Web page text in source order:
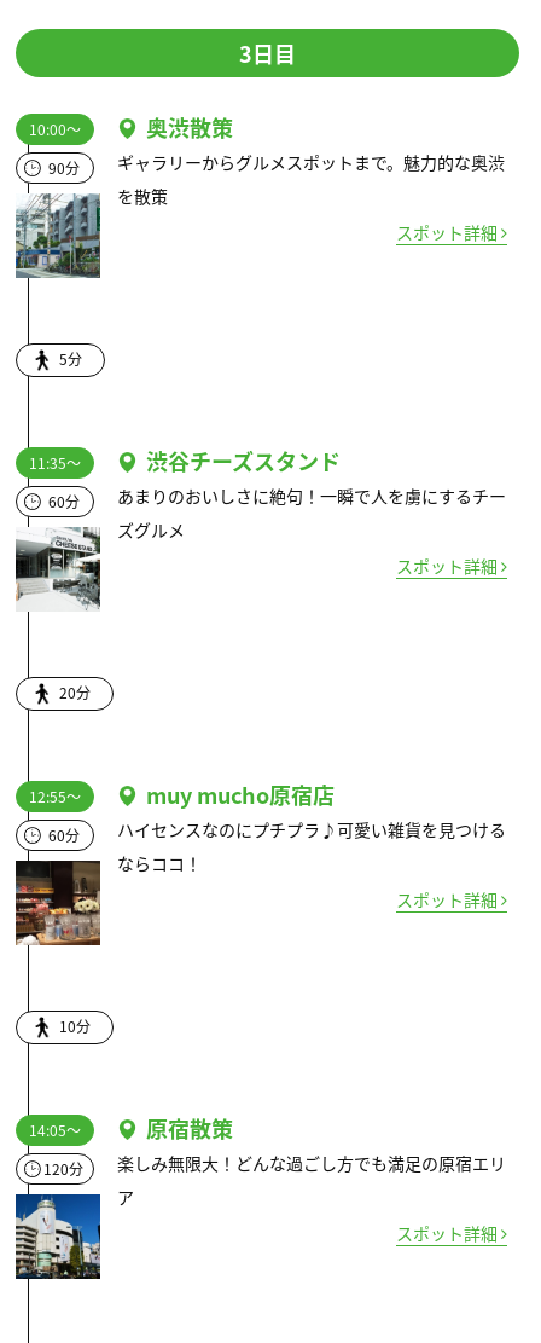
3日目
10:00～
90分
奥渋散策
ギャラリーからグルメスポットまで。魅力的な奥渋
を散策
スポット詳細
5分
11:35～
60分
渋谷チーズスタンド
あまりのおいしさに絶句！一瞬で人を虜にするチー
ズグルメ
スポット詳細
20分
12:55～
60分
muy mucho原宿店
ハイセンスなのにプチプラ♪可愛い雑貨を見つける
ならココ！
スポット詳細
10分
14:05～
120分
原宿散策
楽しみ無限大！どんな過ごし方でも満足の原宿エリ
ア
スポット詳細